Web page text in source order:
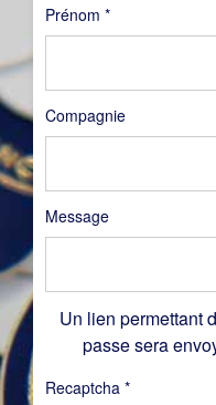
Prénom *
Compagnie
Message
Un lien permettant
passe sera
Recaptcha *